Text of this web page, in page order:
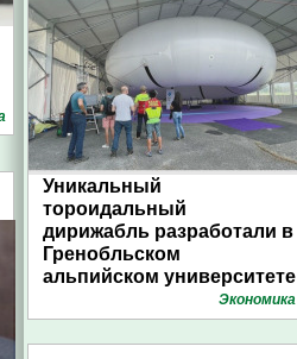
Уникальный
тороидальный
дирижабль разработали в
Гренобльском
альпийском университете
Экономика